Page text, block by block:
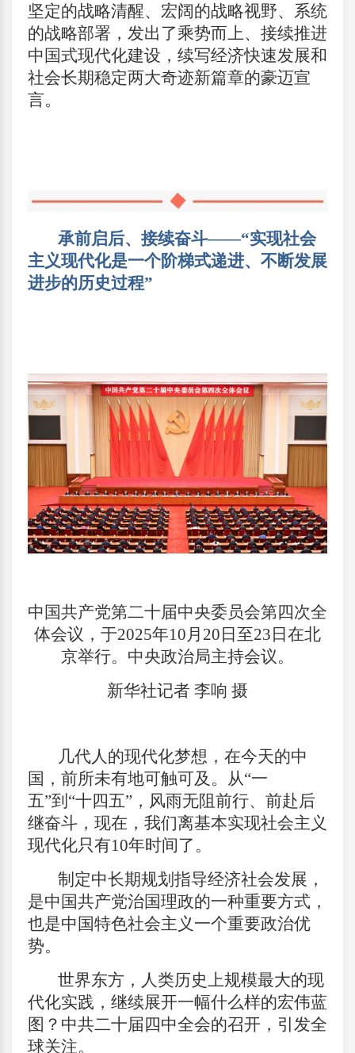
坚定的战略清醒、宏阔的战略视野、系统
的战略部署，发出了乘势而上、接续推进
中国式现代化建设，续写经济快速发展和
社会长期稳定两大奇迹新篇章的豪迈宣
言。
承前启后、接续奋斗——“实现社会
主义现代化是一个阶梯式递进、不断发展
进步的历史过程”
中国共产党第二十届中央委员会第四次全
体会议，于2025年10月20日至23日在北
京举行。中央政治局主持会议。
新华社记者 李响 摄
几代人的现代化梦想，在今天的中
国，前所未有地可触可及。从“一
五”到“十四五”，风雨无阻前行、前赴后
继奋斗，现在，我们离基本实现社会主义
现代化只有10年时间了。
制定中长期规划指导经济社会发展，
是中国共产党治国理政的一种重要方式，
也是中国特色社会主义一个重要政治优
势。
世界东方，人类历史上规模最大的现
代化实践，继续展开一幅什么样的宏伟蓝
图？中共二十届四中全会的召开，引发全
球关注。